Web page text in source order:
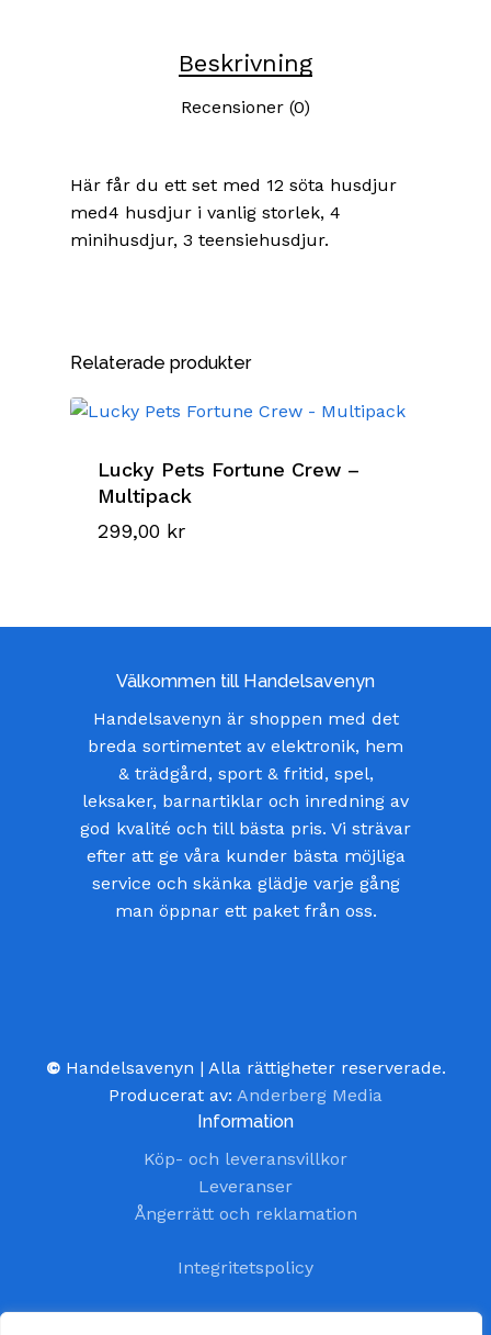
Beskrivning
Recensioner (0)
Här får du ett set med 12 söta husdjur
med4 husdjur i vanlig storlek, 4
minihusdjur, 3 teensiehusdjur.
Relaterade produkter
Lucky Pets Fortune Crew –
Multipack
299,00 kr
Välkommen till Handelsavenyn
Handelsavenyn är shoppen med det
breda sortimentet av elektronik, hem
& trädgård, sport & fritid, spel,
leksaker, barnartiklar och inredning av
god kvalité och till bästa pris. Vi strävar
efter att ge våra kunder bästa möjliga
service och skänka glädje varje gång
man öppnar ett paket från oss.
© Handelsavenyn | Alla rättigheter reserverade.
Producerat av: Anderberg Media
Information
Köp- och leveransvillkor
Leveranser
Ångerrätt och reklamation
Integritetspolicy